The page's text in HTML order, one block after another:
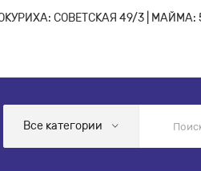
СОВЕТСКАЯ 49/3 | МАЙМА:
Все категории